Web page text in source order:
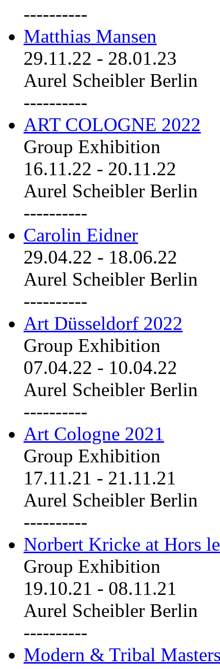
----------
Matthias Mansen
29.11.22 - 28.01.23
Aurel Scheibler Berlin
----------
ART COLOGNE 2022
Group Exhibition
16.11.22 - 20.11.22
Aurel Scheibler Berlin
----------
Carolin Eidner
29.04.22 - 18.06.22
Aurel Scheibler Berlin
----------
Art Düsseldorf 2022
Group Exhibition
07.04.22 - 10.04.22
Aurel Scheibler Berlin
----------
Art Cologne 2021
Group Exhibition
17.11.21 - 21.11.21
Aurel Scheibler Berlin
----------
Norbert Kricke at Hors
Group Exhibition
19.10.21 - 08.11.21
Aurel Scheibler Berlin
----------
Modern & Tribal